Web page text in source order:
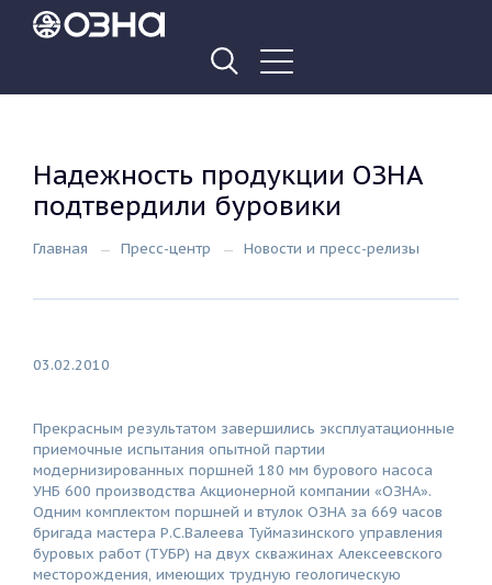
Надежность продукции ОЗНА
подтвердили буровики
Главная Пресс-центр Новости и пресс-релизы
03.02.2010
Прекрасным результатом завершились эксплуатационные
приемочные испытания опытной партии
модернизированных поршней 180 мм бурового насоса
УНБ 600 производства Акционерной компании «ОЗНА».
Одним комплектом поршней и втулок ОЗНА за 669 часов
бригада мастера Р.С.Валеева Туймазинского управления
буровых работ (ТУБР) на двух скважинах Алексеевского
месторождения, имеющих трудную геологическую